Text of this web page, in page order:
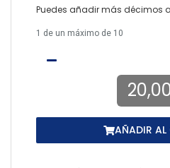
Puedes añadir más décimos
1 de un máximo de 10
AÑADIR AL